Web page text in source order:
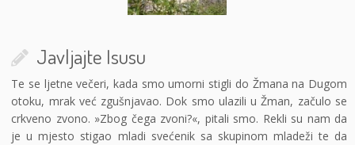
Javljajte Isusu
Te se ljetne večeri, kada smo umorni stigli do Žmana na Dugom
otoku, mrak već zgušnjavao. Dok smo ulazili u Žman, začulo se
crkveno zvono. »Zbog čega zvoni?«, pitali smo. Rekli su nam da
je u mjesto stigao mladi svećenik sa skupinom mladeži te da